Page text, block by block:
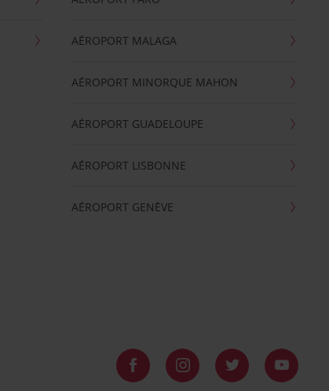
AÉROPORT MALAGA
AÉROPORT MINORQUE MAHON
AÉROPORT GUADELOUPE
AÉROPORT LISBONNE
AÉROPORT GENÈVE